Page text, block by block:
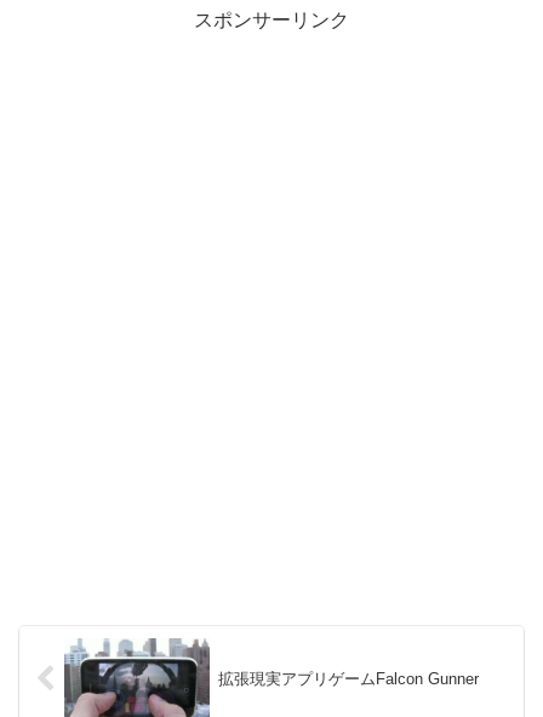
スポンサーリンク
拡張現実アプリゲームFalcon Gunner